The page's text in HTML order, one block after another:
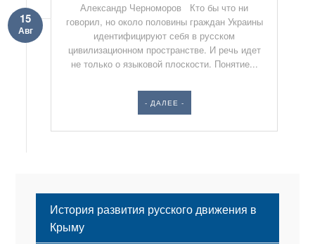
15
Авг
Александр Черноморов Кто бы что ни
говорил, но около половины граждан Украины
идентифицируют себя в русском
цивилизационном пространстве. И речь идет
не только о языковой плоскости. Понятие...
- ДАЛЕЕ -
История развития русского движения в
Крыму